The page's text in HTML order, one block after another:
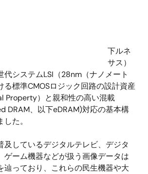
下ルネ
サス）
代システムLSI（28nm（ナノメート
る標準CMOSロジック回路の設計資産
Property）と親和性の高い混載
DRAM、以下eDRAM)対応の基本構
た。
しているデジタルテレビ、デジタ
ゲーム機器などが扱う画像データは
辿っており、これらの民生機器や大